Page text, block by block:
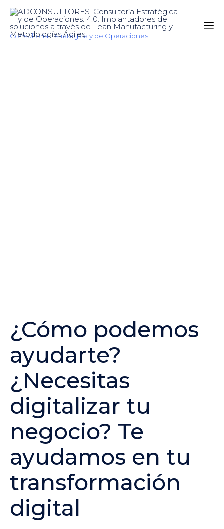
Consultoría Estratégica y de Operaciones.
¿Cómo podemos
ayudarte?
¿Necesitas
digitalizar tu
negocio? Te
ayudamos en tu
transformación
digital